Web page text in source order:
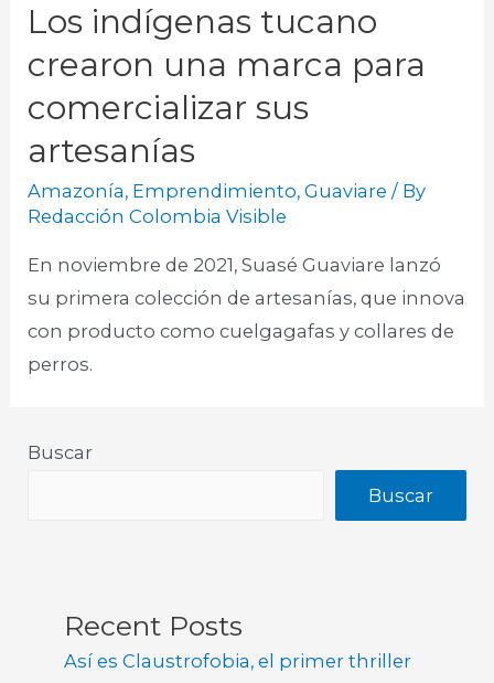
Los indígenas tucano
crearon una marca para
comercializar sus
artesanías
Amazonía, Emprendimiento,Guaviare / By
Redacción Colombia Visible
En noviembre de 2021, Suasé Guaviare lanzó
su primera colección de artesanías, que innova
con producto como cuelgagafas y collares de
perros.
Buscar
Buscar
Recent Posts
Así es Claustrofobia, el primer thriller